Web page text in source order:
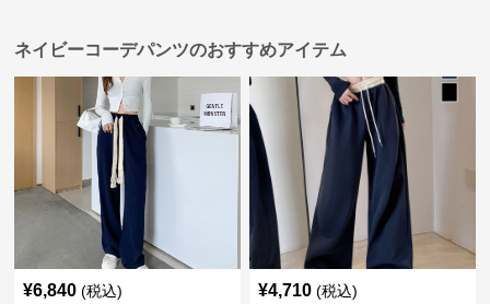
ネイビーコーデパンツのおすすめアイテム
¥6,840 (税込) ¥4,710 (税込)